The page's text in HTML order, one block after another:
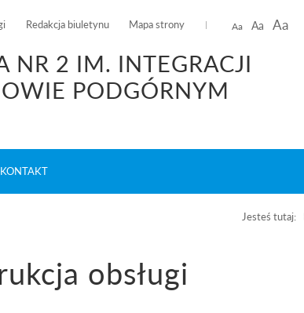
Aa Aa Aa
Redakcja biuletynu Mapa strony
NR 2 IM. INTEGRACJI
PODGÓRNYM
KONTAKT
Jesteś tutaj:
obsługi